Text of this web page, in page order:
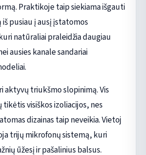
Praktikoje taip siekiama išgauti
pusiau į ausį įstatomos
natūraliai praleidžia daugiau
ausies kanale sandariai
aktyvų triukšmo slopinimą. Vis
visiškos izoliacijos, nes
dizainas taip neveikia. Vietoj
trijų mikrofonų sistemą, kuri
ūžesį ir pašalinius balsus.